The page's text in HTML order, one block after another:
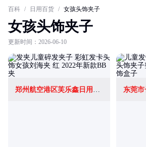
百科 / 日用百货 / 女孩头饰夹子
女孩头饰夹子
更新时间：2026-06-10
郑州航空港区芙乐鑫日用百货店